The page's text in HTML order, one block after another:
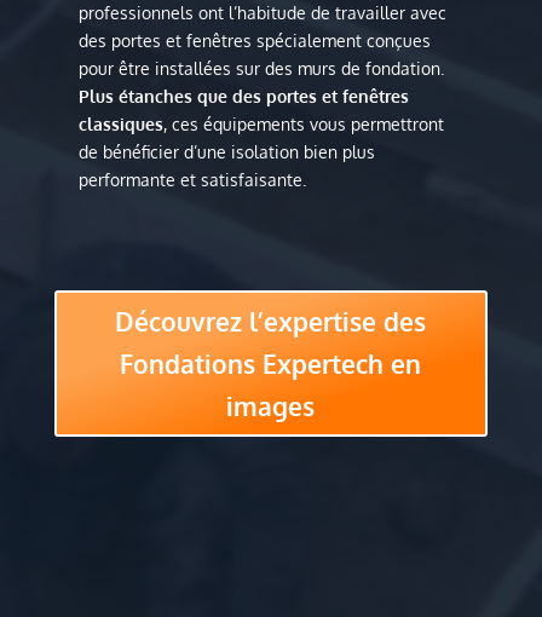
professionnels ont l’habitude de travailler avec
des portes et fenêtres spécialement conçues
pour être installées sur des murs de fondation.
Plus étanches que des portes et fenêtres
classiques, ces équipements vous permettront
de bénéficier d’une isolation bien plus
performante et satisfaisante.
Découvrez l’expertise des
Fondations Expertech en
images